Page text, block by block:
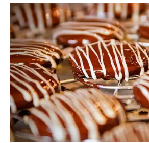
Orangen-
Whisky-
Buttercakes